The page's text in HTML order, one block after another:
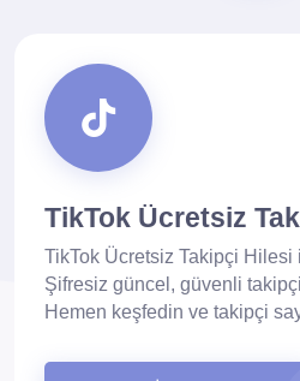
TikTok Ücretsiz
TikTok Ücretsiz Takipçi
Şifresiz güncel, güvenli takipçi
Hemen keşfedin ve takipçi